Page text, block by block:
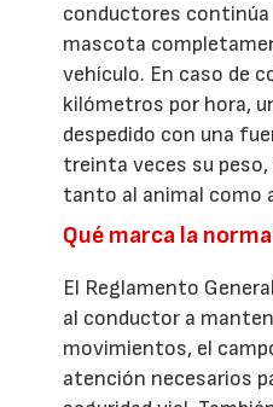
conductores continúa
mascota
vehículo. En caso de
kilómetros por hora,
despedido con una
treinta veces su
tanto al animal como
Qué marca la
El Reglamento
al conductor a
movimientos, el
atención necesarios